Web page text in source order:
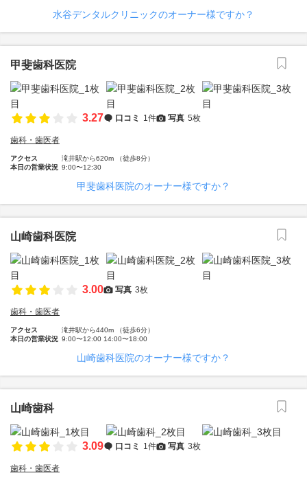
水谷デンタルクリニックのオーナー様ですか？
甲斐歯科医院
3.27 口コミ 1件 写真 5枚
歯科・歯医者
アクセス
滝井駅から620m （徒歩8分）
本日の営業状況 9:00〜12:30
甲斐歯科医院のオーナー様ですか？
山崎歯科医院
3.00 写真 3枚
歯科・歯医者
アクセス
滝井駅から440m （徒歩6分）
本日の営業状況 9:00〜12:00 14:00〜18:00
山崎歯科医院のオーナー様ですか？
山崎歯科
3.09 口コミ 1件 写真 3枚
歯科・歯医者